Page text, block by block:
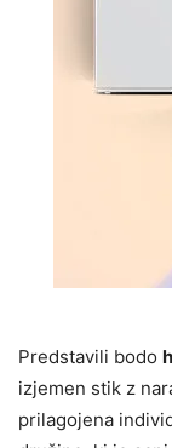
Predstavili bodo
izjemen stik z
prilagojena